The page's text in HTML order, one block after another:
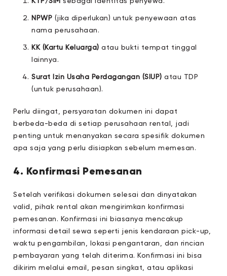
NPWP (jika diperlukan) untuk penyewaan atas
nama perusahaan.
KK (Kartu Keluarga) atau bukti tempat tinggal
lainnya.
Surat Izin Usaha Perdagangan (SIUP) atau TDP
(untuk perusahaan).
Perlu diingat, persyaratan dokumen ini dapat
berbeda-beda di setiap perusahaan rental, jadi
penting untuk menanyakan secara spesifik dokumen
apa saja yang perlu disiapkan sebelum memesan.
4. Konfirmasi Pemesanan
Setelah verifikasi dokumen selesai dan dinyatakan
valid, pihak rental akan mengirimkan konfirmasi
pemesanan. Konfirmasi ini biasanya mencakup
informasi detail sewa seperti jenis kendaraan pick-up,
waktu pengambilan, lokasi pengantaran, dan rincian
pembayaran yang telah diterima. Konfirmasi ini bisa
dikirim melalui email, pesan singkat, atau aplikasi